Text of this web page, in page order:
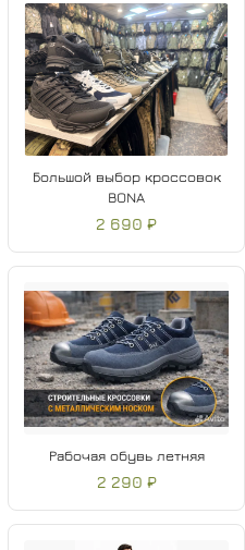
Большой выбор кроссовок
BONA
2 690 ₽
Рабочая обувь летняя
2 290 ₽